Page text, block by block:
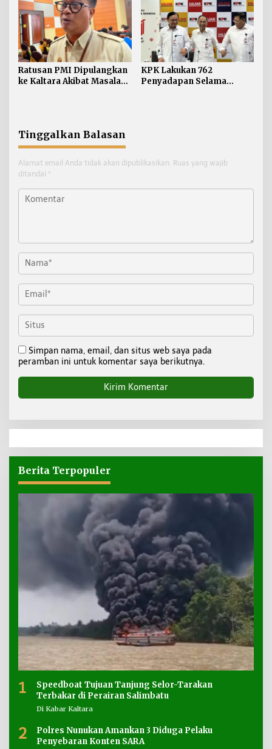
Ratusan PMI Dipulangkan
ke Kaltara Akibat Masalah
KPK Lakukan 762
Penyadapan Selama
Tinggalkan Balasan
Alamat email Anda tidak akan dipublikasikan. Ruas yang wajib
ditandai *
Simpan nama, email, dan situs web saya pada
peramban ini untuk komentar saya berikutnya.
Berita Terpopuler
1
Speedboat Tujuan Tanjung Selor-Tarakan
Terbakar di Perairan Salimbatu
Di Kabar Kaltara
2
Polres Nunukan Amankan 3 Diduga Pelaku
Penyebaran Konten SARA